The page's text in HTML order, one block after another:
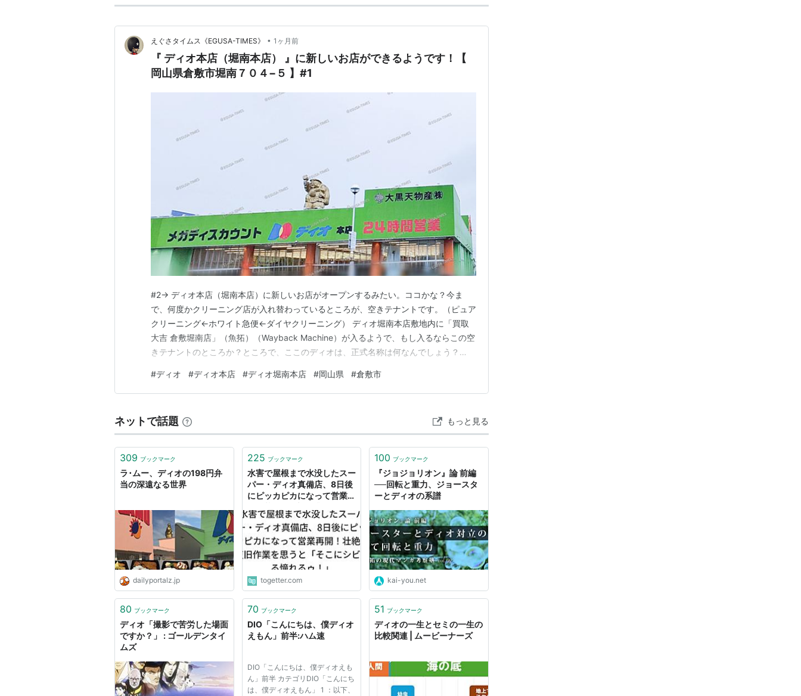
ディオ【DIO】 ラ・ムー【LAMU】
えぐさタイムス《EGUSA-TIMES》 • 1ヶ月前
『 ディオ本店（堀南本店） 』に新しいお店ができるようです！【
岡山県倉敷市堀南７０４−５ 】#1
#2→ ディオ本店（堀南本店）に新しいお店がオープンするみたい。ココかな？今ま
で、何度かクリーニング店が入れ替わっているところが、空きテナントです。（ピュア
クリーニング←ホワイト急便←ダイヤクリーニング） ディオ堀南本店敷地内に「買取
大吉 倉敷堀南店」（魚拓）（Wayback Machine）が入るようで、もし入るならこの空
きテナントのところか？ところで、ここのディオは、正式名称は何なんでしょう？
す。ディオ本店｜店舗詳細｜店舗検索｜大黒天物産株式会社（魚拓）（Wayback
Machine）ディオ 堀南本店 〒7…
#ディオ #ディオ本店 #ディオ堀南本店 #岡山県 #倉敷市
ネットで話題 もっと見る
309 ブックマーク
ラ･ムー、ディオの198円弁
当の深遠なる世界
dailyportalz.jp
225 ブックマーク
水害で屋根まで水没したスー
パー・ディオ真備店、8日後
にピッカピカになって営業再
「そこにシビれる憧れる
ゥ！」
togetter.com
100 ブックマーク
『ジョジョリオン』論 前編
──回転と重力、ジョースタ
ーとディオの系譜
kai-you.net
80 ブックマーク
ディオ「撮影で苦労した場面
ですか？」 : ゴールデンタイ
ムズ
70 ブックマーク
DIO「こんにちは、僕ディオ
えもん」前半:ハム速
DIO「こんにちは、僕ディオえも
ん」前半 カテゴリDIO「こんにち
は、僕ディオえもん」 1 ：以下、
51 ブックマーク
ディオの一生とセミの一生の
比較関連 | ムービーナーズ